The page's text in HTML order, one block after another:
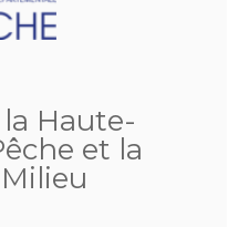
Haute-
et la